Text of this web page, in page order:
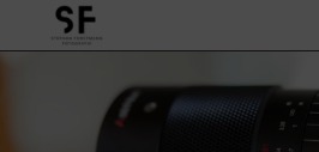
Inhalt